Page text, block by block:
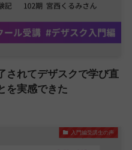
されてデザスクで学び直
を実感できた
入門編受講生の声